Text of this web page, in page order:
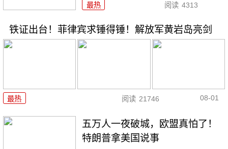
最热 阅读 4313
铁证出台！菲律宾求锤得锤！解放军黄岩岛亮剑
最热 阅读 21746 08-01
五万人一夜破城，欧盟真怕了！
特朗普拿美国说事